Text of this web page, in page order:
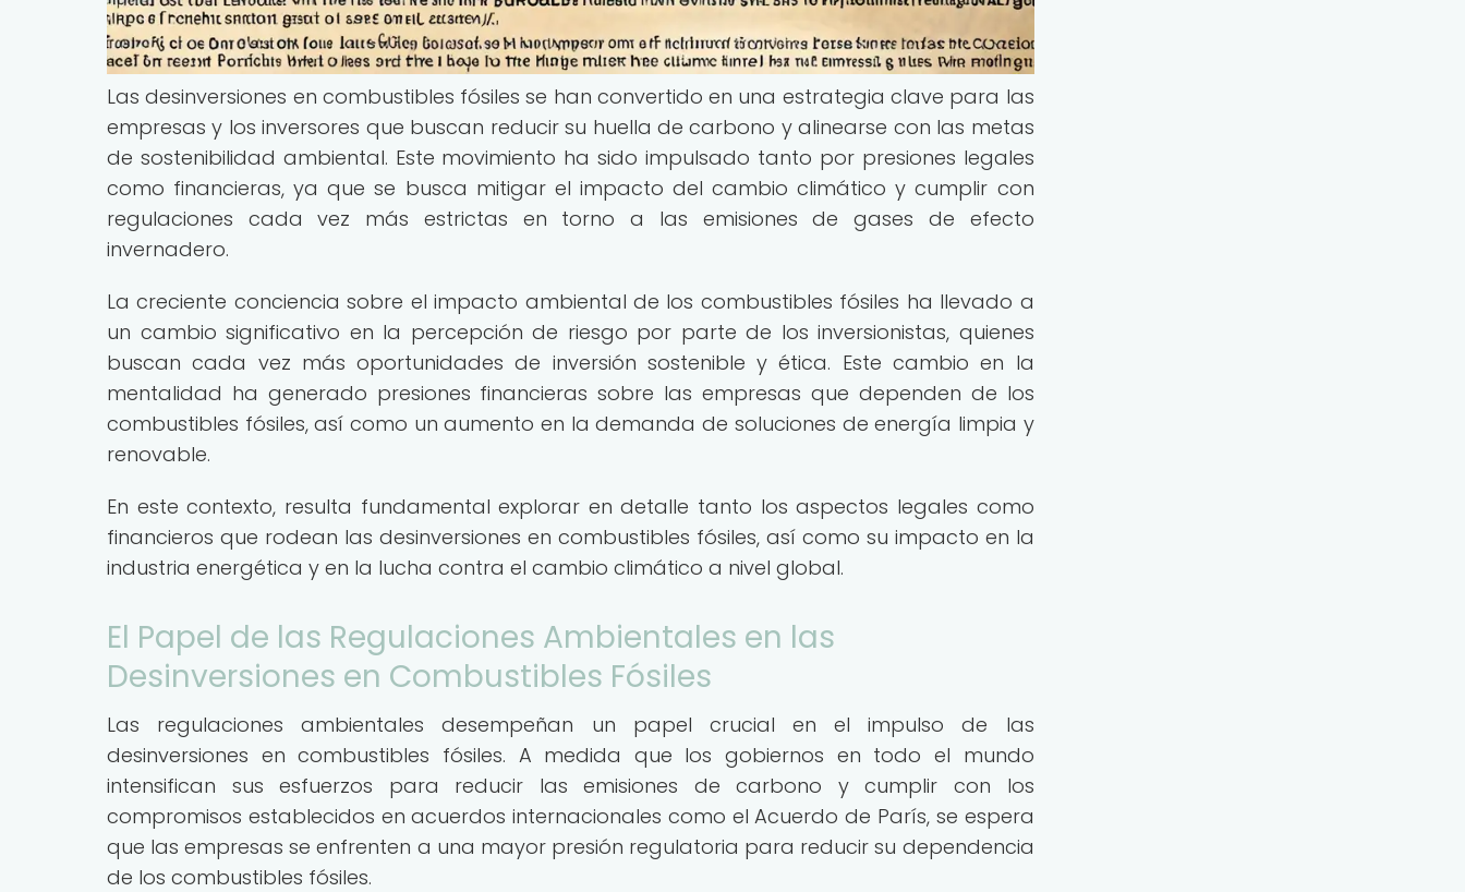
Las desinversiones en combustibles fósiles se han convertido en una estrategia clave para las
empresas y los inversores que buscan reducir su huella de carbono y alinearse con las metas
de sostenibilidad ambiental. Este movimiento ha sido impulsado tanto por presiones legales
como financieras, ya que se busca mitigar el impacto del cambio climático y cumplir con
regulaciones cada vez más estrictas en torno a las emisiones de gases de efecto
invernadero.
La creciente conciencia sobre el impacto ambiental de los combustibles fósiles ha llevado a
un cambio significativo en la percepción de riesgo por parte de los inversionistas, quienes
buscan cada vez más oportunidades de inversión sostenible y ética. Este cambio en la
mentalidad ha generado presiones financieras sobre las empresas que dependen de los
combustibles fósiles, así como un aumento en la demanda de soluciones de energía limpia y
renovable.
En este contexto, resulta fundamental explorar en detalle tanto los aspectos legales como
financieros que rodean las desinversiones en combustibles fósiles, así como su impacto en la
industria energética y en la lucha contra el cambio climático a nivel global.
El Papel de las Regulaciones Ambientales en las
Desinversiones en Combustibles Fósiles
Las regulaciones ambientales desempeñan un papel crucial en el impulso de las
desinversiones en combustibles fósiles. A medida que los gobiernos en todo el mundo
intensifican sus esfuerzos para reducir las emisiones de carbono y cumplir con los
compromisos establecidos en acuerdos internacionales como el Acuerdo de París, se espera
que las empresas se enfrenten a una mayor presión regulatoria para reducir su dependencia
de los combustibles fósiles.